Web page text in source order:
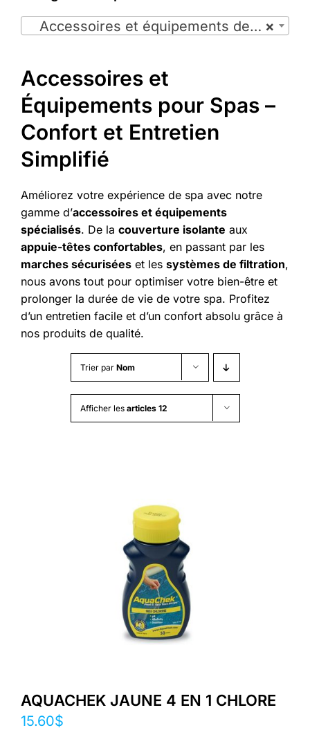
Accessoires et
Équipements pour Spas –
Confort et Entretien
Simplifié
Améliorez votre expérience de spa avec notre
gamme d’accessoires et équipements
spécialisés. De la couverture isolante aux
appuie-têtes confortables, en passant par les
marches sécurisées et les systèmes de filtration,
nous avons tout pour optimiser votre bien-être et
prolonger la durée de vie de votre spa. Profitez
d’un entretien facile et d’un confort absolu grâce à
nos produits de qualité.
Trier par Nom
Afficher les articles 12
AQUACHEK JAUNE 4 EN 1 CHLORE
15.60$
×
Accessoires et équipements de spas (11)